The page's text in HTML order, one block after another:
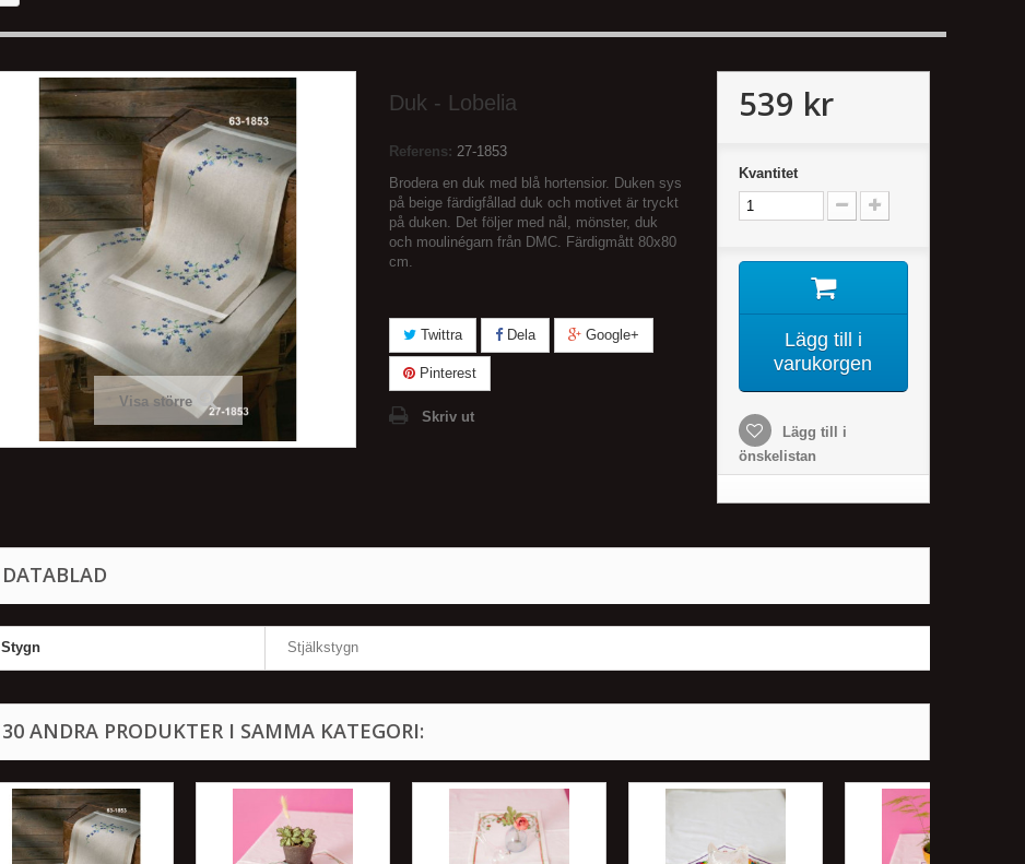
Visa större
Duk - Lobelia
Referens: 27-1853
Brodera en duk med blå hortensior. Duken sys
på beige färdigfållad duk och motivet är tryckt
på duken. Det följer med nål, mönster, duk
och moulinégarn från DMC. Färdigmått 80x80
cm.
Twittra Dela Google+
Pinterest
Skriv ut
539 kr
Kvantitet
Lägg till i
varukorgen
Lägg till i
önskelistan
DATABLAD
Stygn Stjälkstygn
30 ANDRA PRODUKTER I SAMMA KATEGORI: